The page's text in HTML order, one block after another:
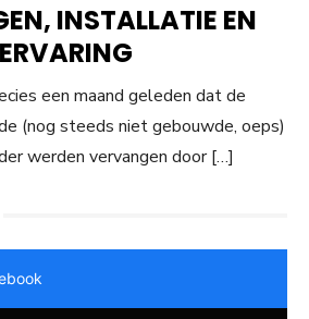
INSTALLATIE EN
ERVARING
een maand geleden dat de
(nog steeds niet gebouwde, oeps)
werden vervangen door […]